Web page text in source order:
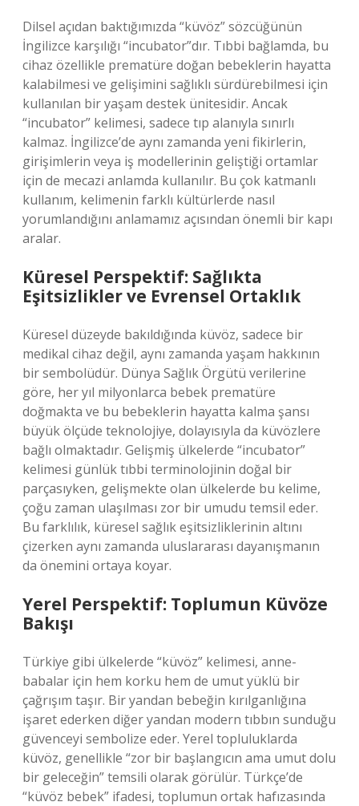
Dilsel açıdan baktığımızda “küvöz” sözcüğünün
İngilizce karşılığı “incubator”dır. Tıbbi bağlamda, bu
cihaz özellikle prematüre doğan bebeklerin hayatta
kalabilmesi ve gelişimini sağlıklı sürdürebilmesi için
kullanılan bir yaşam destek ünitesidir. Ancak
“incubator” kelimesi, sadece tıp alanıyla sınırlı
kalmaz. İngilizce’de aynı zamanda yeni fikirlerin,
girişimlerin veya iş modellerinin geliştiği ortamlar
için de mecazi anlamda kullanılır. Bu çok katmanlı
kullanım, kelimenin farklı kültürlerde nasıl
yorumlandığını anlamamız açısından önemli bir kapı
aralar.
Küresel Perspektif: Sağlıkta
Eşitsizlikler ve Evrensel Ortaklık
Küresel düzeyde bakıldığında küvöz, sadece bir
medikal cihaz değil, aynı zamanda yaşam hakkının
bir sembolüdür. Dünya Sağlık Örgütü verilerine
göre, her yıl milyonlarca bebek prematüre
doğmakta ve bu bebeklerin hayatta kalma şansı
büyük ölçüde teknolojiye, dolayısıyla da küvözlere
bağlı olmaktadır. Gelişmiş ülkelerde “incubator”
kelimesi günlük tıbbi terminolojinin doğal bir
parçasıyken, gelişmekte olan ülkelerde bu kelime,
çoğu zaman ulaşılması zor bir umudu temsil eder.
Bu farklılık, küresel sağlık eşitsizliklerinin altını
çizerken aynı zamanda uluslararası dayanışmanın
da önemini ortaya koyar.
Yerel Perspektif: Toplumun Küvöze
Bakışı
Türkiye gibi ülkelerde “küvöz” kelimesi, anne-
babalar için hem korku hem de umut yüklü bir
çağrışım taşır. Bir yandan bebeğin kırılganlığına
işaret ederken diğer yandan modern tıbbın sunduğu
güvenceyi sembolize eder. Yerel topluluklarda
küvöz, genellikle “zor bir başlangıcın ama umut dolu
bir geleceğin” temsili olarak görülür. Türkçe’de
“küvöz bebek” ifadesi, toplumun ortak hafızasında